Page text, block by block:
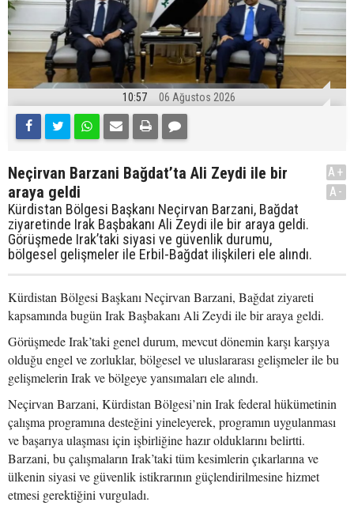
10:57 06 Ağustos 2026
Neçirvan Barzani Bağdat’ta Ali Zeydi ile bir
araya geldi
Kürdistan Bölgesi Başkanı Neçirvan Barzani, Bağdat
ziyaretinde Irak Başbakanı Ali Zeydi ile bir araya geldi.
Görüşmede Irak’taki siyasi ve güvenlik durumu,
bölgesel gelişmeler ile Erbil-Bağdat ilişkileri ele alındı.
A+
A-
Kürdistan Bölgesi Başkanı Neçirvan Barzani, Bağdat ziyareti
kapsamında bugün Irak Başbakanı Ali Zeydi ile bir araya geldi.
Görüşmede Irak’taki genel durum, mevcut dönemin karşı karşıya
olduğu engel ve zorluklar, bölgesel ve uluslararası gelişmeler ile bu
gelişmelerin Irak ve bölgeye yansımaları ele alındı.
Neçirvan Barzani, Kürdistan Bölgesi’nin Irak federal hükümetinin
çalışma programına desteğini yineleyerek, programın uygulanması
ve başarıya ulaşması için işbirliğine hazır olduklarını belirtti.
Barzani, bu çalışmaların Irak’taki tüm kesimlerin çıkarlarına ve
ülkenin siyasi ve güvenlik istikrarının güçlendirilmesine hizmet
etmesi gerektiğini vurguladı.